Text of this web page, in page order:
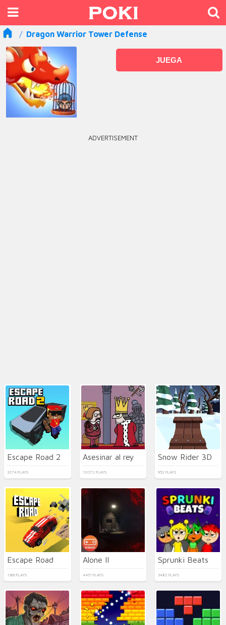
Dragon Warrior Tower Defense
JUEGA
ADVERTISEMENT
Escape Road 2
3274 PLAYS
Asesinar al rey
12072 PLAYS
Snow Rider 3D
952 PLAYS
Escape Road
1366 PLAYS
Alone II
4451 PLAYS
Sprunki Beats
3482 PLAYS